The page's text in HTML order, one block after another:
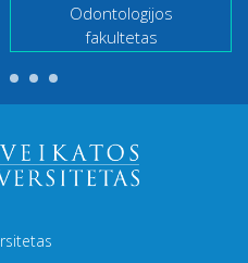
Odontologijos
fakultetas